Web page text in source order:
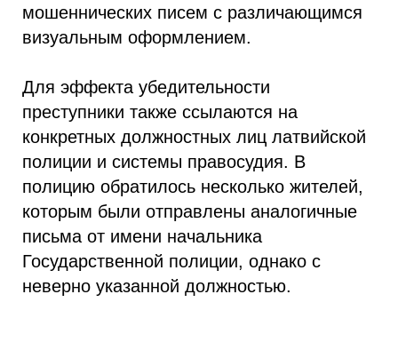
мошеннических писем с различающимся
визуальным оформлением.
Для эффекта убедительности
преступники также ссылаются на
конкретных должностных лиц латвийской
полиции и системы правосудия. В
полицию обратилось несколько жителей,
которым были отправлены аналогичные
письма от имени начальника
Государственной полиции, однако с
неверно указанной должностью.